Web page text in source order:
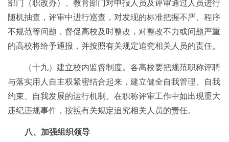
部门（职改办）、教育部门对申报人员及评审通过人员进行
随机抽查，评审中进行巡查，对发现的标准把握不严、程序
不规范等问题，督促高校及时整改，对整改不力或问题严重
的高校将给予通报，并按照有关规定追究相关人员的责任。
（十九）建立校内监督制度。各高校要把规范职称评聘
与落实用人自主权紧密结合起来，建立健全自我管理、自我
约束、自我发展的运行机制。在职称评审工作中如出现重大
违纪违规事件，按照有关规定追究相关人员的责任。
八、加强组织领导